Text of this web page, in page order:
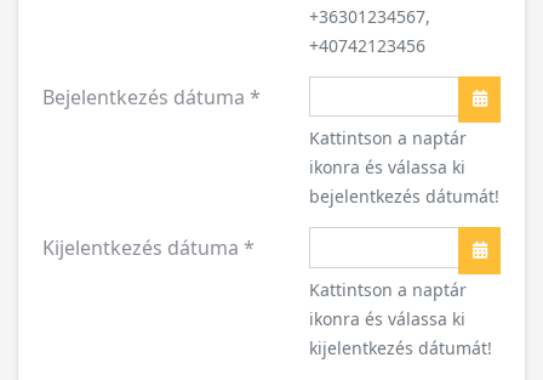
+36301234567,
+40742123456
Bejelentkezés dátuma *
Naptár
Kattintson a naptár
ikonra és válassa ki
bejelentkezés dátumát!
Kijelentkezés dátuma *
Naptár
Kattintson a naptár
ikonra és válassa ki
kijelentkezés dátumát!